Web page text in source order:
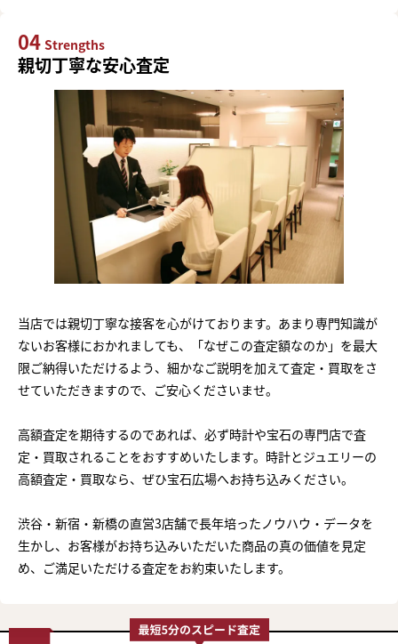
04 Strengths
親切丁寧な安心査定
当店では親切丁寧な接客を心がけております。あまり専門知識が
ないお客様におかれましても、「なぜこの査定額なのか」を最大
限ご納得いただけるよう、細かなご説明を加えて査定・買取をさ
せていただきますので、ご安心くださいませ。
高額査定を期待するのであれば、必ず時計や宝石の専門店で査
定・買取されることをおすすめいたします。時計とジュエリーの
高額査定・買取なら、ぜひ宝石広場へお持ち込みください。
渋谷・新宿・新橋の直営3店舗で長年培ったノウハウ・データを
生かし、お客様がお持ち込みいただいた商品の真の価値を見定
め、ご満足いただける査定をお約束いたします。